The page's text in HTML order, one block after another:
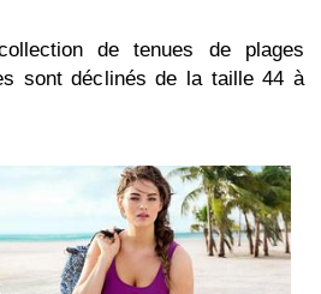
de tenues de plages
sont déclinés de la taille 44 à